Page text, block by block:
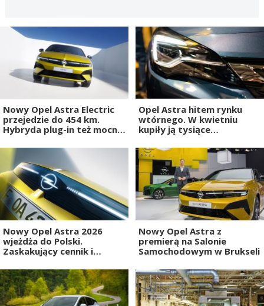
Nowy Opel Astra Electric
przejedzie do 454 km.
Hybryda plug-in też mocno
Opel Astra hitem rynku
wtórnego. W kwietniu
kupiły ją tysiące
Nowy Opel Astra 2026
wjeżdża do Polski.
Zaskakujący cennik i
Nowy Opel Astra z
premierą na Salonie
Samochodowym w Brukseli